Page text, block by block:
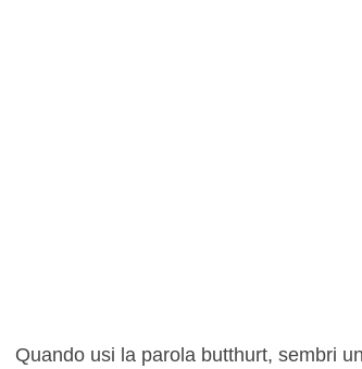
Quando usi la parola butthurt, sembri